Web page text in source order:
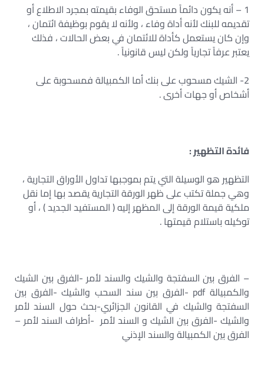
1 – أنه يكون دائماً مستحق الوفاء بقيمته بمجرد الاطلاع أو
تقديمه للبنك لأنه أداة وفاء ، ولأنه لا يقوم بوظيفة ائتمان ،
وإن كان يستعمل كأداة للائتمان في بعض الحالات ، فذلك
يعتبر عرفاً تجارياً ولكن ليس قانونياً .
2- الشيك مسحوب على بنك أما الكمبيالة فمسحوبة على
أشخاص أو جهات أخرى .
فائدة التظهير :
التظهير هو الوسيلة التي يتم بموجبها تداول الأوراق التجارية ،
وهي جملة تكتب على ظهر الورقة التجارية يقصد بها إما نقل
ملكية قيمة الورقة إلى المظهر إليه ( المستفيد الجديد ) ، أو
توكيله باستلام قيمتها .
– الفرق بين السفتجة والشيك والسند لأمر -الفرق بين الشيك
والكمبيالة pdf -الفرق بين سند السحب والشيك -الفرق بين
السفتجة والشيك في القانون الجزائري-بحث حول السند لأمر
والشيك -الفرق بين الشيك و السند لأمر -أطراف السند لأمر –
الفرق بين الكمبيالة والسند الإذني